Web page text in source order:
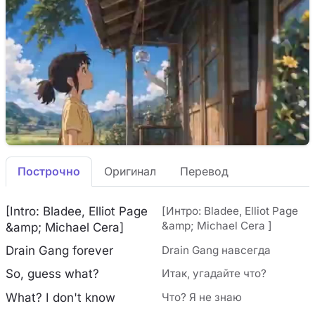
Построчно Оригинал Перевод
[Intro: Bladee, Elliot Page
&amp; Michael Cera]
[Интро: Bladee, Elliot Page
&amp; Michael Cera ]
Drain Gang forever Drain Gang навсегда
So, guess what? Итак, угадайте что?
What? I don't know Что? Я не знаю